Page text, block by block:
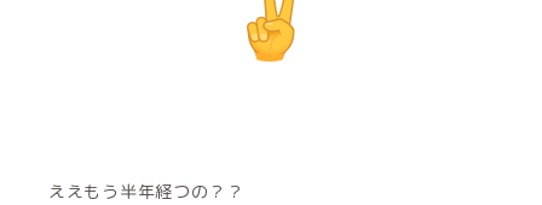
ええもう半年経つの？？